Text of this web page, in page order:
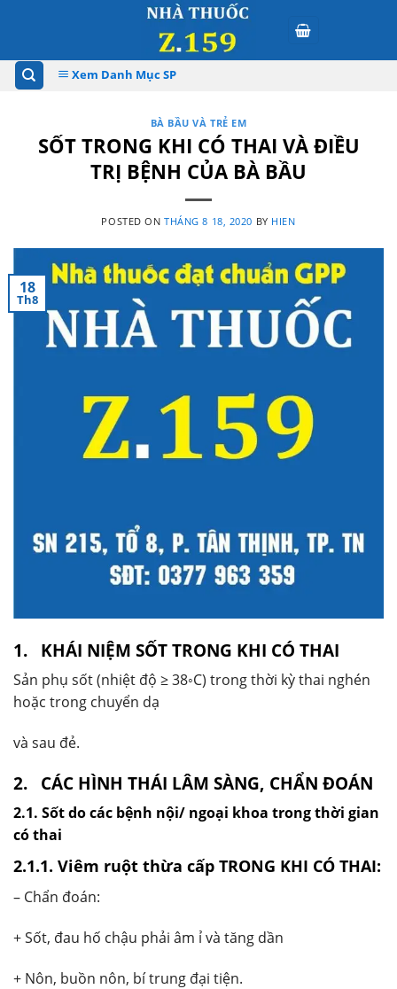
Xem Danh Mục SP
BÀ BẦU VÀ TRẺ EM
SỐT TRONG KHI CÓ THAI VÀ ĐIỀU
TRỊ BỆNH CỦA BÀ BẦU
POSTED ONTHÁNG 8 18, 2020 BY HIEN
18
Th8
1. KHÁI NIỆM SỐT TRONG KHI CÓ THAI
Sản phụ sốt (nhiệt độ ≥ 38◦C) trong thời kỳ thai nghén
hoặc trong chuyển dạ
và sau đẻ.
2. CÁC HÌNH THÁI LÂM SÀNG, CHẨN ĐOÁN
2.1. Sốt do các bệnh nội/ ngoại khoa trong thời gian
có thai
2.1.1. Viêm ruột thừa cấp TRONG KHI CÓ THAI:
– Chẩn đoán:
+ Sốt, đau hố chậu phải âm ỉ và tăng dần
+ Nôn, buồn nôn, bí trung đại tiện.